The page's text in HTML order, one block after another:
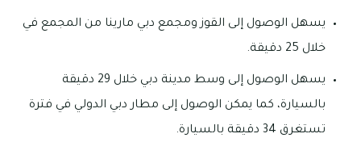
يسهل الوصول إلى القوز ومجمع دبي مارينا من المجمع في
خلال 25 دقيقة.
يسهل الوصول إلى وسط مدينة دبي خلال 29 دقيقة
بالسيارة، كما يمكن الوصول إلى مطار دبي الدولي في فترة
تستغرق 34 دقيقة بالسيارة.